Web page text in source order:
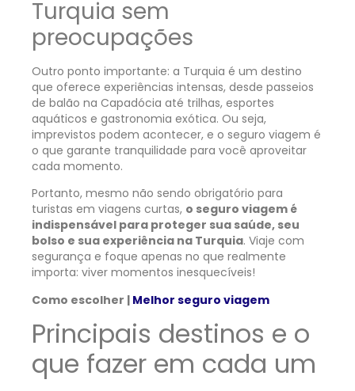
Turquia sem
preocupações
Outro ponto importante: a Turquia é um destino
que oferece experiências intensas, desde passeios
de balão na Capadócia até trilhas, esportes
aquáticos e gastronomia exótica. Ou seja,
imprevistos podem acontecer, e o seguro viagem é
o que garante tranquilidade para você aproveitar
cada momento.
Portanto, mesmo não sendo obrigatório para
turistas em viagens curtas, o seguro viagem é
indispensável para proteger sua saúde, seu
bolso e sua experiência na Turquia. Viaje com
segurança e foque apenas no que realmente
importa: viver momentos inesquecíveis!
Como escolher | Melhor seguro viagem
Principais destinos e o
que fazer em cada um